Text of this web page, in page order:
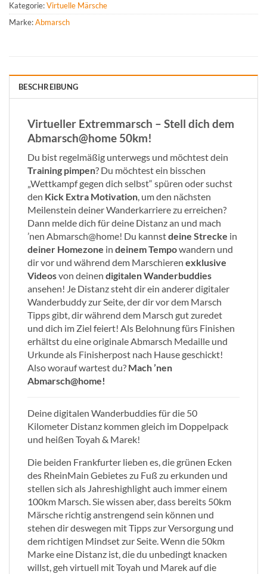
Kategorie:Virtuelle Märsche
Marke:Abmarsch
BESCHREIBUNG
Virtueller Extremmarsch – Stell dich dem
Abmarsch@home 50km!
Du bist regelmäßig unterwegs und möchtest dein
Training pimpen? Du möchtest ein bisschen
„Wettkampf gegen dich selbst“ spüren oder suchst
den Kick Extra Motivation, um den nächsten
Meilenstein deiner Wanderkarriere zu erreichen?
Dann melde dich für deine Distanz an und mach
’nen Abmarsch@home! Du kannstdeine Strecke in
deiner Homezone in deinem Tempowandern und
dir vor und während dem Marschieren exklusive
Videosvon deinen digitalen Wanderbuddies
ansehen! Je Distanz steht dir ein anderer digitaler
Wanderbuddy zur Seite, der dir vor dem Marsch
Tipps gibt, dir während dem Marsch gut zuredet
und dich im Ziel feiert! Als Belohnung fürs Finishen
erhältst du eine originale Abmarsch Medaille und
Urkunde als Finisherpost nach Hause geschickt!
Also worauf wartest du? Mach ’nen
Abmarsch@home!
Deine digitalen Wanderbuddies für die 50
Kilometer Distanz kommen gleich im Doppelpack
und heißen Toyah & Marek!
Die beiden Frankfurter lieben es, die grünen Ecken
des RheinMain Gebietes zu Fuß zu erkunden und
stellen sich als Jahreshighlight auch immer einem
100km Marsch. Sie wissen aber, dass bereits 50km
Märsche richtig anstrengend sein können und
stehen dir deswegen mit Tipps zur Versorgung und
dem richtigen Mindset zur Seite. Wenn die 50km
Marke eine Distanz ist, die du unbedingt knacken
willst, geh virtuell mit Toyah und Marek auf die